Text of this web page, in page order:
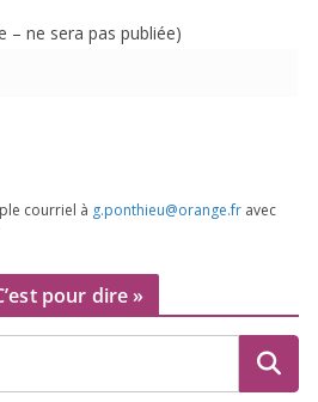
– ne sera pas publiée)
cour­riel à g.​ponthieu@​orange.​fr avec
pour dire »